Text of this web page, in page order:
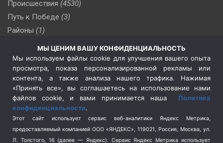
Происшествия (4530)
Путь к Победе (3)
Районы (1)
(510)
Сельское хозяйство (3)
Социальная политика
(3)
Спецоперация в Украине
Спецоперация на Украине
(404)
Спорт (740)
Терроризм (1)
МЫ ЦЕНИМ ВАШУ КОНФИДЕНЦИАЛЬНОСТЬ
Мы используем файлы cookie для улучшения вашего опыта
просмотра, показа персонализированной рекламы или
контента, а также анализа нашего трафика. Нажимая
«Принять все», вы соглашаетесь на использование нами
файлов cookie, и вами принимается наша Политика
конфиденциальности.
Этот сайт использует сервис веб-аналитики Яндекс Метрика,
предоставляемый компанией ООО «ЯНДЕКС», 119021, Россия, Москва, ул.
Л. Толстого, 16 (далее — Яндекс). Сервис Яндекс Метрика использует